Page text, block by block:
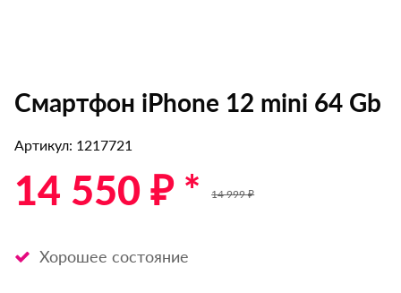
Смартфон iPhone 12 mini 64 Gb
Артикул: 1217721
14 550 ₽ * 14 999 ₽
Хорошее состояние